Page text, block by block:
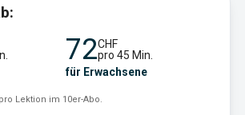
72CHF
pro 45 Min.
für Erwachsene
Lektion im 10er-Abo.